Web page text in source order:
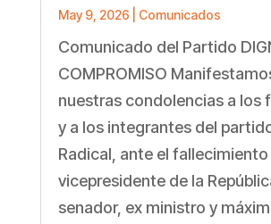
May 9, 2026 Comunicados
Comunicado del Partido
COMPROMISO
nuestras condolencias a los
y a los integrantes del
Radical, ante el fallecimiento
vicepresidente de la
senador, ex ministro y